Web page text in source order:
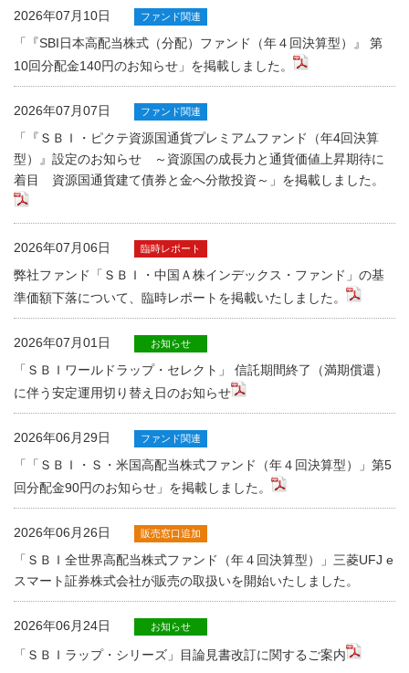
2026年07月10日 ファンド関連
「『SBI日本高配当株式（分配）ファンド（年４回決算型）』 第
10回分配金140円のお知らせ」を掲載しました。
2026年07月07日 ファンド関連
「『ＳＢＩ・ピクテ資源国通貨プレミアムファンド（年4回決算
型）』設定のお知らせ ～資源国の成長力と通貨価値上昇期待に
着目 資源国通貨建て債券と金へ分散投資～」を掲載しました。
2026年07月06日 臨時レポート
弊社ファンド「ＳＢＩ・中国Ａ株インデックス・ファンド」の基
準価額下落について、臨時レポートを掲載いたしました。
2026年07月01日 お知らせ
「ＳＢＩワールドラップ・セレクト」 信託期間終了（満期償還）
に伴う安定運用切り替え日のお知らせ
2026年06月29日 ファンド関連
「「ＳＢＩ・Ｓ・米国高配当株式ファンド（年４回決算型）」第5
回分配金90円のお知らせ」を掲載しました。
2026年06月26日 販売窓口追加
「ＳＢＩ全世界高配当株式ファンド（年４回決算型）」三菱UFJ e
スマート証券株式会社が販売の取扱いを開始いたしました。
2026年06月24日 お知らせ
「ＳＢＩラップ・シリーズ」目論見書改訂に関するご案内